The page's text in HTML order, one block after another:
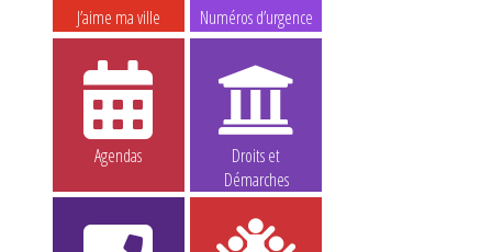
J’aime ma ville Numéros d’urgence
Agendas
Droits et
Démarches